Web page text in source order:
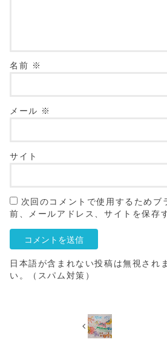
名前 ※
メール ※
サイト
次回のコメントで使用するためブ
前、メールアドレス、サイトを保存
日本語が含まれない投稿は無視され
い。（スパム対策）